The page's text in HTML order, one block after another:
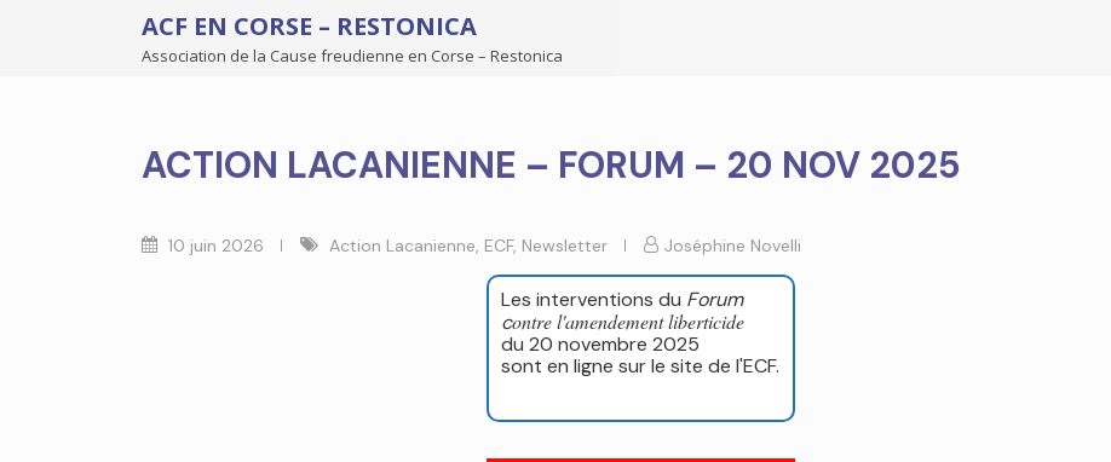
ACF EN CORSE – RESTONICA
Association de la Cause freudienne en Corse – Restonica
ACTION LACANIENNE – FORUM – 20 NOV 2025
10 juin 2026 Action Lacanienne, ECF, Newsletter Joséphine Novelli
Les interventions du Forum
contre l'amendement liberticide
du 20 novembre 2025
sont en ligne sur le site de l'ECF.